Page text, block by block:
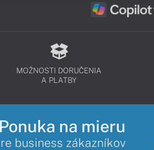
MOŽNOSTI DORUČENIA
A PLATBY
Ponuka na mieru
business zákazníkov